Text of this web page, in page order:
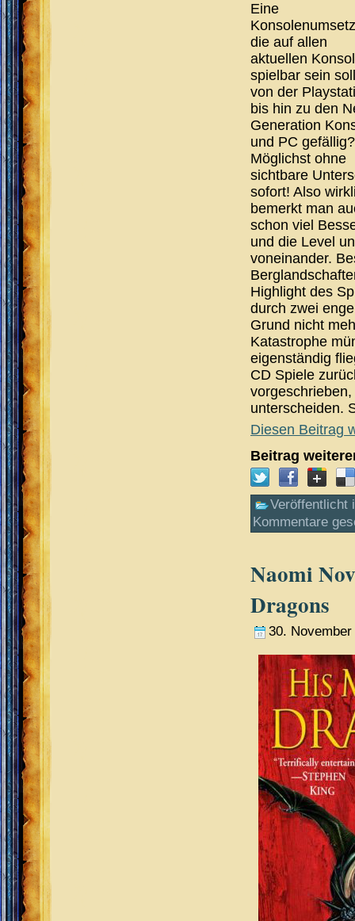
Eine
die auf allen
aktuellen
spielbar sein
von der
bis hin zu den
Generation
und PC gefällig?
Möglichst ohne
sichtbare
sofort! Also
bemerkt man
schon viel
und die Level
voneinander.
Highlight des
durch zwei
Grund nicht
Katastrophe
eigenständig
CD Spiele
unterscheiden.
Diesen Beitrag
Beitrag
Veröffentlicht
Kommentare
Naomi
Dragons
30.